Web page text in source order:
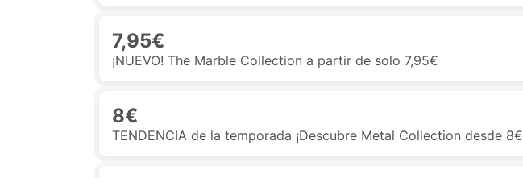
7,95€
¡NUEVO! The Marble Collection a partir de solo 7,95€
8€
TENDENCIA de la temporada ¡Descubre Metal Collection desde 8€